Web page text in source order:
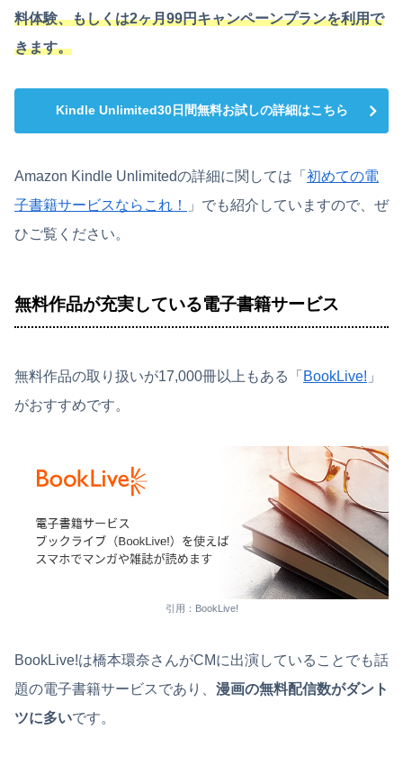
料体験、もしくは2ヶ月99円キャンペーンプランを利用で
きます。
Kindle Unlimited30日間無料お試しの詳細はこちら
Amazon Kindle Unlimitedの詳細に関しては「 初めての電
子書籍サービスならこれ！
」でも紹介していますので、ぜ
ひご覧ください。
無料作品が充実している電子書籍サービス
無料作品の取り扱いが17,000冊以上もある「 BookLive! 」
がおすすめです。
引用：BookLive!
BookLive!は橋本環奈さんがCMに出演していることでも話
題の電子書籍サービスであり、 漫画の無料配信数がダント
ツに多いです。